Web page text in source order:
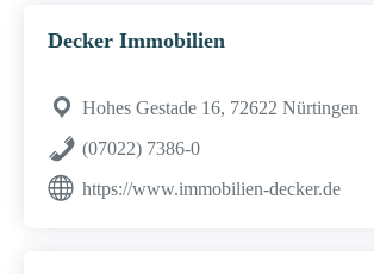
Decker Immobilien
Hohes Gestade 16, 72622 Nürtingen
(07022) 7386-0
https://www.immobilien-decker.de